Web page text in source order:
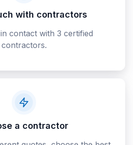
with contractors
contact with 3 certified
contractors.
a contractor